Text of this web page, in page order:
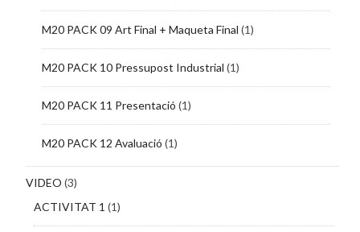
M20 PACK 09 Art Final + Maqueta Final (1)
M20 PACK 10 Pressupost Industrial (1)
M20 PACK 11 Presentació (1)
M20 PACK 12 Avaluació (1)
VIDEO (3)
ACTIVITAT 1 (1)